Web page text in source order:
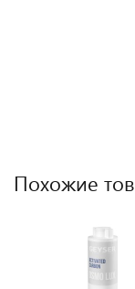
Похожие